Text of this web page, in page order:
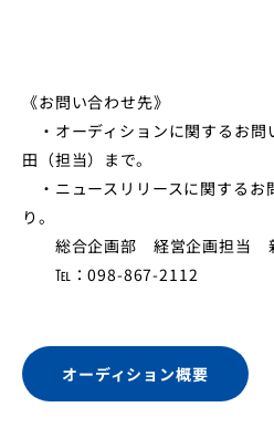
《お問い合わせ先》
・オーディションに関するお問
田（担当）まで。
・ニュースリリースに関するお
り。
総合企画部 経営企画担当
℡：098-867-2112
オーディション概要